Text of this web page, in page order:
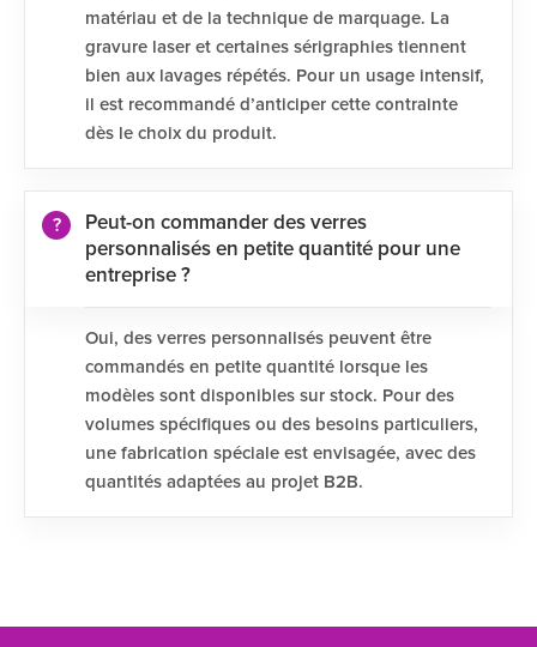
matériau et de la technique de marquage. La
gravure laser et certaines sérigraphies tiennent
bien aux lavages répétés. Pour un usage intensif,
il est recommandé d’anticiper cette contrainte
dès le choix du produit.
Peut-on commander des verres
personnalisés en petite quantité pour une
entreprise ?
Oui, des verres personnalisés peuvent être
commandés en petite quantité lorsque les
modèles sont disponibles sur stock. Pour des
volumes spécifiques ou des besoins particuliers,
une fabrication spéciale est envisagée, avec des
quantités adaptées au projet B2B.